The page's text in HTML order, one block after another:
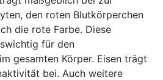
den roten Blutkörperchen
die rote Farbe. Diese
für den
gesamten Körper. Eisen trägt
bei. Auch weitere